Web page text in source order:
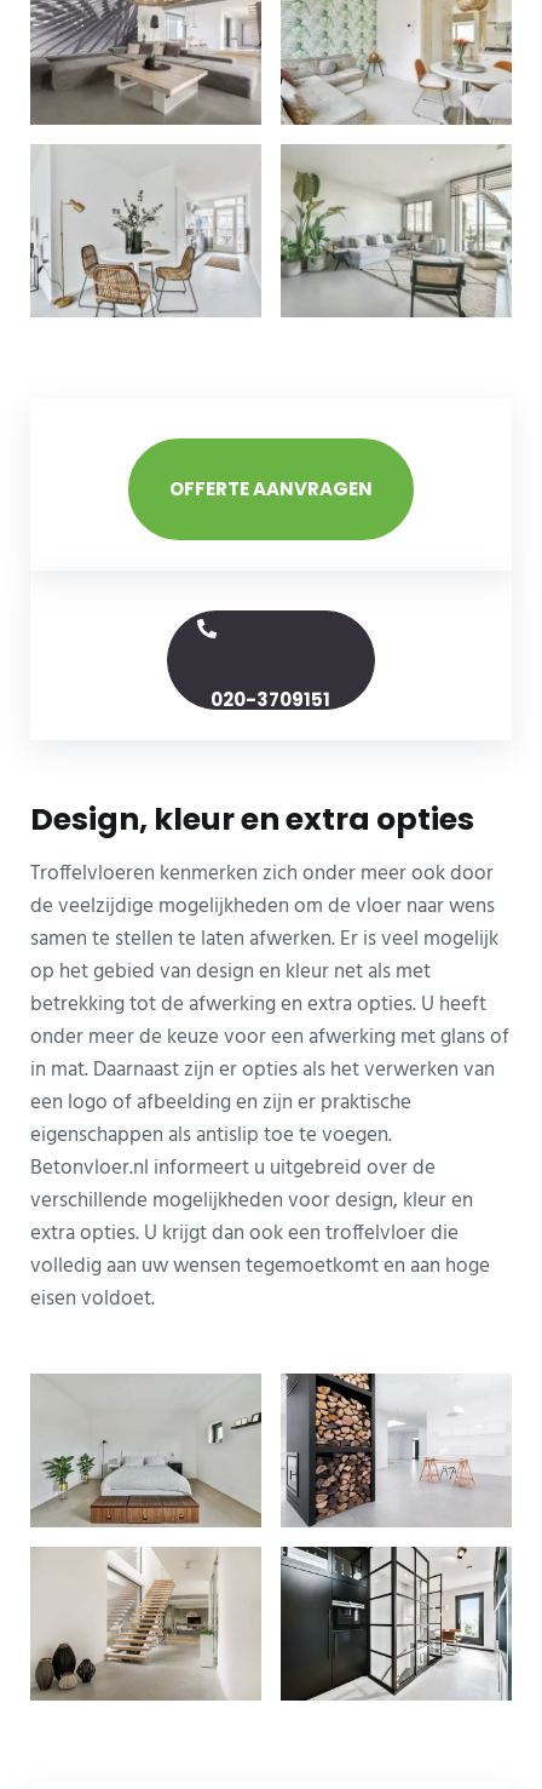
OFFERTE AANVRAGEN
020-3709151
Design, kleur en extra opties
Troffelvloeren kenmerken zich onder meer ook door
de veelzijdige mogelijkheden om de vloer naar wens
samen te stellen te laten afwerken. Er is veel mogelijk
op het gebied van design en kleur net als met
betrekking tot de afwerking en extra opties. U heeft
onder meer de keuze voor een afwerking met glans of
in mat. Daarnaast zijn er opties als het verwerken van
een logo of afbeelding en zijn er praktische
eigenschappen als antislip toe te voegen.
Betonvloer.nl informeert u uitgebreid over de
verschillende mogelijkheden voor design, kleur en
extra opties. U krijgt dan ook een troffelvloer die
volledig aan uw wensen tegemoetkomt en aan hoge
eisen voldoet.